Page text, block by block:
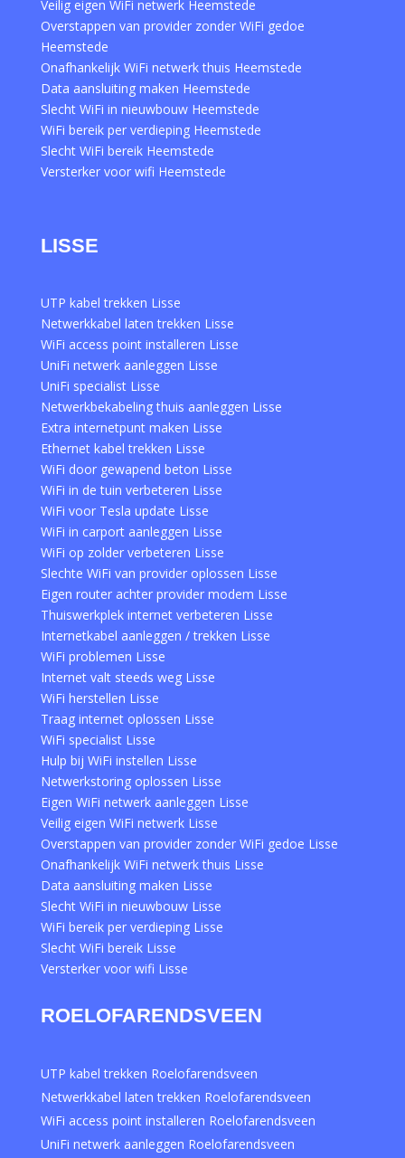
Veilig eigen WiFi netwerk Heemstede
Overstappen van provider zonder WiFi gedoe
Heemstede
Onafhankelijk WiFi netwerk thuis Heemstede
Data aansluiting maken Heemstede
Slecht WiFi in nieuwbouw Heemstede
WiFi bereik per verdieping Heemstede
Slecht WiFi bereik Heemstede
Versterker voor wifi Heemstede
LISSE
UTP kabel trekken Lisse
Netwerkkabel laten trekken Lisse
WiFi access point installeren Lisse
UniFi netwerk aanleggen Lisse
UniFi specialist Lisse
Netwerkbekabeling thuis aanleggen Lisse
Extra internetpunt maken Lisse
Ethernet kabel trekken Lisse
WiFi door gewapend beton Lisse
WiFi in de tuin verbeteren Lisse
WiFi voor Tesla update Lisse
WiFi in carport aanleggen Lisse
WiFi op zolder verbeteren Lisse
Slechte WiFi van provider oplossen Lisse
Eigen router achter provider modem Lisse
Thuiswerkplek internet verbeteren Lisse
Internetkabel aanleggen / trekken Lisse
WiFi problemen Lisse
Internet valt steeds weg Lisse
WiFi herstellen Lisse
Traag internet oplossen Lisse
WiFi specialist Lisse
Hulp bij WiFi instellen Lisse
Netwerkstoring oplossen Lisse
Eigen WiFi netwerk aanleggen Lisse
Veilig eigen WiFi netwerk Lisse
Overstappen van provider zonder WiFi gedoe Lisse
Onafhankelijk WiFi netwerk thuis Lisse
Data aansluiting maken Lisse
Slecht WiFi in nieuwbouw Lisse
WiFi bereik per verdieping Lisse
Slecht WiFi bereik Lisse
Versterker voor wifi Lisse
ROELOFARENDSVEEN
UTP kabel trekken Roelofarendsveen
Netwerkkabel laten trekken Roelofarendsveen
WiFi access point installeren Roelofarendsveen
UniFi netwerk aanleggen Roelofarendsveen